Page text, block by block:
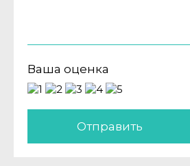
Ваша оценка
Отправить